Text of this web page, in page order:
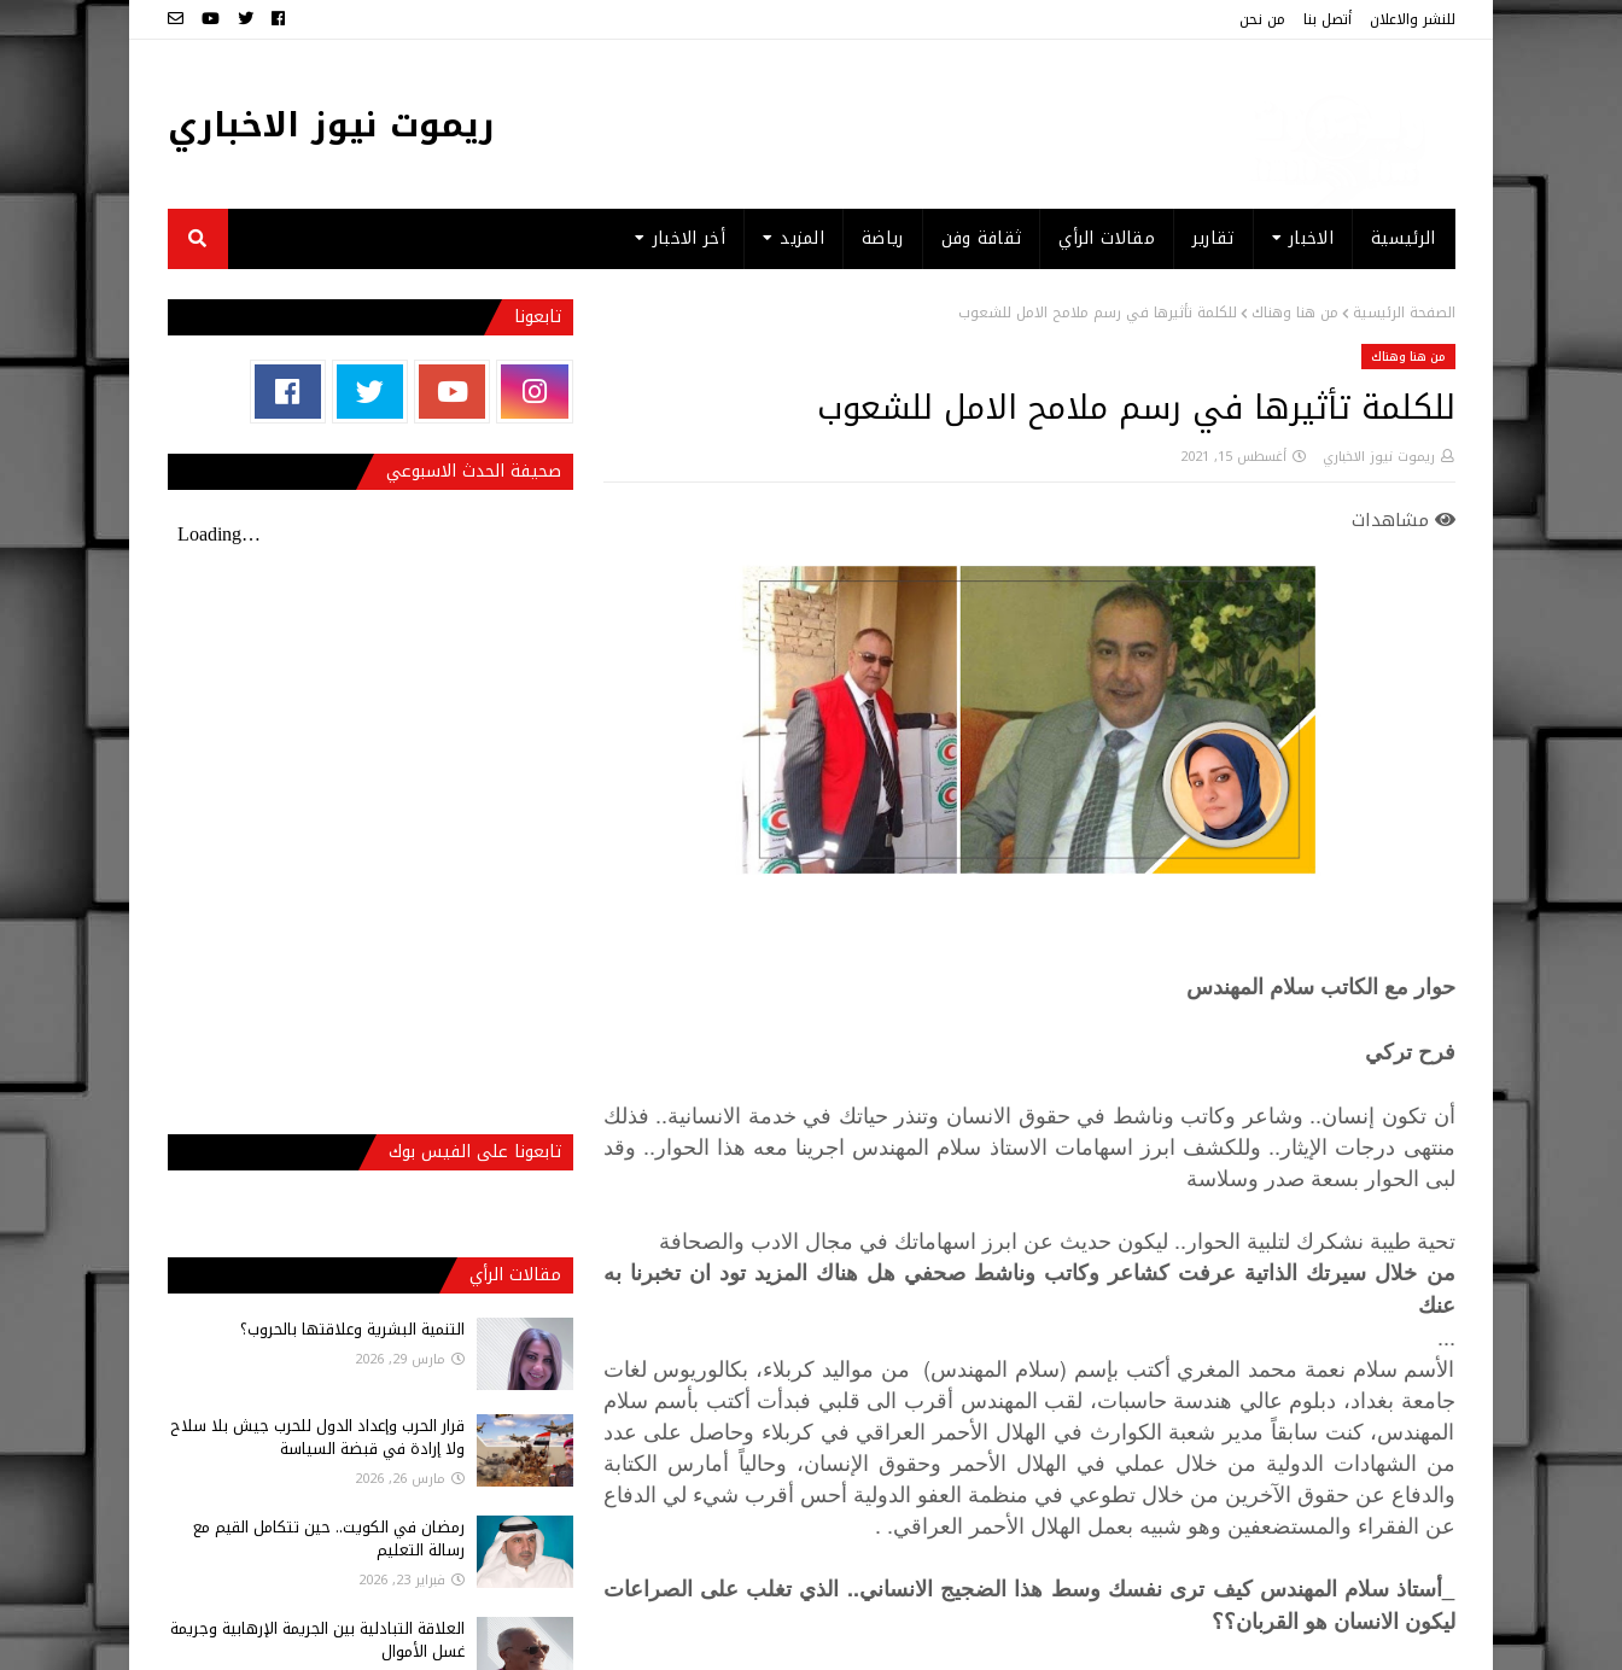
للنشر والاعلان أتصل بنا من نحن
ريموت نيوز الاخباري
الرئيسية الاخبار تقارير مقالات الرأي ثقافة وفن رياضة المزيد أخر الاخبار
الصفحة الرئيسية من هنا وهناك للكلمة تأثيرها في رسم ملامح الامل للشعوب
من هنا وهناك
للكلمة تأثيرها في رسم ملامح الامل للشعوب
ريموت نيوز الاخباري أغسطس 15, 2021
مشاهدات
حوار مع الكاتب سلام المهندس
فرح تركي
أن تكون إنسان.. وشاعر وكاتب وناشط في حقوق الانسان وتنذر حياتك في خدمة الانسانية.. فذلك
منتهى درجات الإيثار.. وللكشف ابرز اسهامات الاستاذ سلام المهندس اجرينا معه هذا الحوار.. وقد
لبى الحوار بسعة صدر وسلاسة
تحية طيبة نشكرك لتلبية الحوار.. ليكون حديث عن ابرز اسهاماتك في مجال الادب والصحافة
من خلال سيرتك الذاتية عرفت كشاعر وكاتب وناشط صحفي هل هناك المزيد تود ان تخبرنا به
عنك
...
الأسم سلام نعمة محمد المغري أكتب بإسم (سلام المهندس) من مواليد كربلاء، بكالوريوس لغات
جامعة بغداد، دبلوم عالي هندسة حاسبات، لقب المهندس أقرب الى قلبي فبدأت أكتب بأسم سلام
المهندس، كنت سابقاً مدير شعبة الكوارث في الهلال الأحمر العراقي في كربلاء وحاصل على عدد
من الشهادات الدولية من خلال عملي في الهلال الأحمر وحقوق الإنسان، وحالياً أمارس الكتابة
والدفاع عن حقوق الآخرين من خلال تطوعي في منظمة العفو الدولية أحس أقرب شيء لي الدفاع
عن الفقراء والمستضعفين وهو شبيه بعمل الهلال الأحمر العراقي. .
_أستاذ سلام المهندس كيف ترى نفسك وسط هذا الضجيج الانساني.. الذي تغلب على الصراعات
ليكون الانسان هو القربان؟؟
تابعونا
صحيفة الحدث الاسبوعي
تابعونا على الفيس بوك
مقالات الرأي
التنمية البشرية وعلاقتها بالحروب؟
مارس 29, 2026
قرار الحرب وإعداد الدول للحرب جيش بلا سلاح
ولا إرادة في قبضة السياسة
مارس 26, 2026
رمضان في الكويت.. حين تتكامل القيم مع
رسالة التعليم
فبراير 23, 2026
العلاقة التبادلية بين الجريمة الإرهابية وجريمة
غسل الأموال